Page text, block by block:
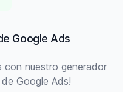
Google Ads
con nuestro generador
Google Ads!